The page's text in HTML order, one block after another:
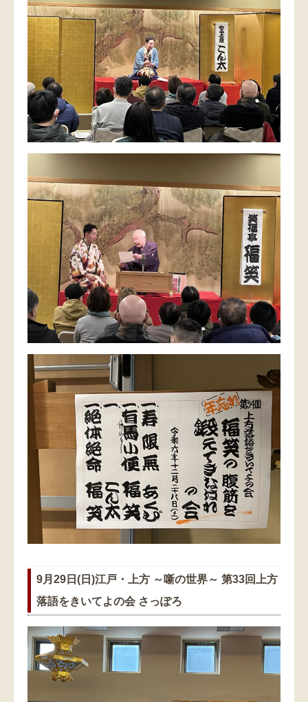
9月29日(日)江戸・上方 ～噺の世界～ 第33回上方
落語をきいてよの会 さっぽろ